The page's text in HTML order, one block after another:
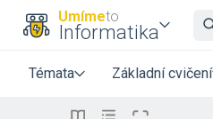
Umímeto
Informatika
Témata Základní cvičení